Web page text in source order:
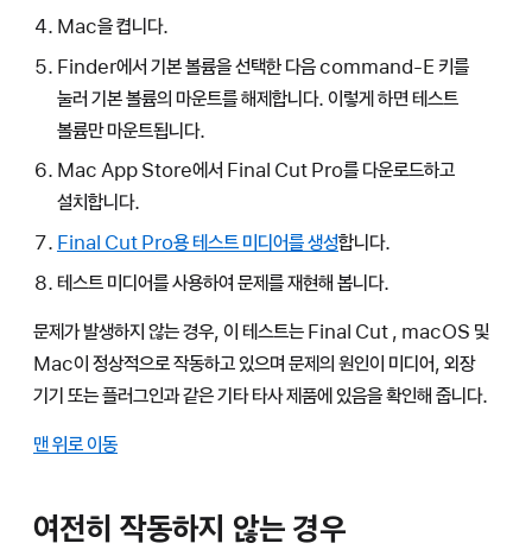
Mac을 켭니다.
Finder에서 기본 볼륨을 선택한 다음 command-E 키를
눌러 기본 볼륨의 마운트를 해제합니다. 이렇게 하면 테스트
볼륨만 마운트됩니다.
Mac App Store에서 Final Cut Pro를 다운로드하고
설치합니다.
Final Cut Pro용 테스트 미디어를 생성합니다.
테스트 미디어를 사용하여 문제를 재현해 봅니다.
문제가 발생하지 않는 경우, 이 테스트는 Final Cut , macOS 및
Mac이 정상적으로 작동하고 있으며 문제의 원인이 미디어, 외장
기기 또는 플러그인과 같은 기타 타사 제품에 있음을 확인해 줍니다.
맨 위로 이동
여전히 작동하지 않는 경우